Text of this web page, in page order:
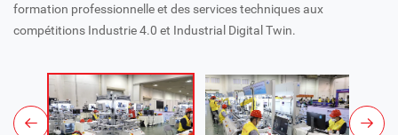
formation professionnelle et des services techniques aux
compétitions Industrie 4.0 et Industrial Digital Twin.